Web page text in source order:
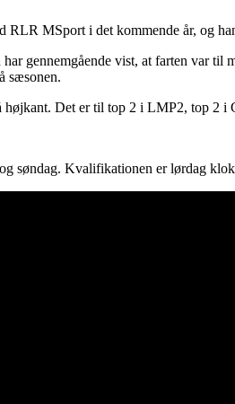
RLR MSport i det kommende år, og
gennemgående vist, at farten var
sæsonen.
Det er til top 2 i LMP2, top 2
søndag. Kvalifikationen er lørdag